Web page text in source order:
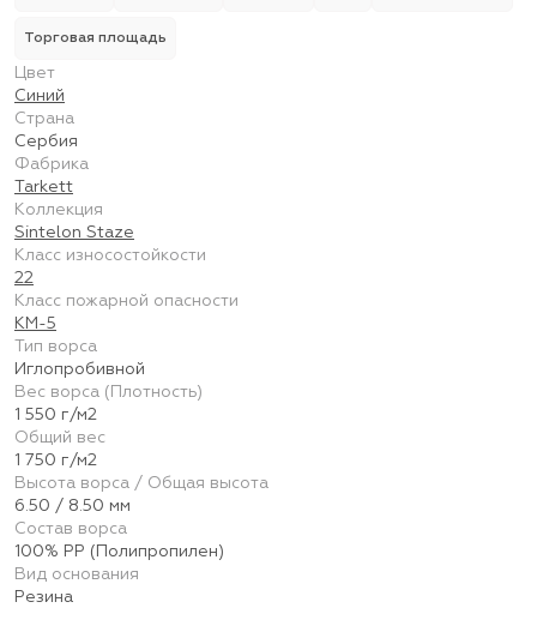
Торговая площадь
Цвет
Синий
Страна
Сербия
Фабрика
Tarkett
Коллекция
Sintelon Staze
Класс износостойкости
22
Класс пожарной опасности
КМ-5
Тип ворса
Иглопробивной
Вес ворса (Плотность)
1 550 г/м2
Общий вес
1 750 г/м2
Высота ворса / Общая высота
6.50 / 8.50 мм
Состав ворса
100% PP (Полипропилен)
Вид основания
Резина